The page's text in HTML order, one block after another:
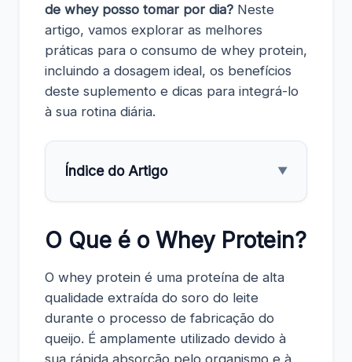
de whey posso tomar por dia? Neste
artigo, vamos explorar as melhores
práticas para o consumo de whey protein,
incluindo a dosagem ideal, os benefícios
deste suplemento e dicas para integrá-lo
à sua rotina diária.
Índice do Artigo ▼
O Que é o Whey Protein?
O whey protein é uma proteína de alta
qualidade extraída do soro do leite
durante o processo de fabricação do
queijo. É amplamente utilizado devido à
sua rápida absorção pelo organismo e à